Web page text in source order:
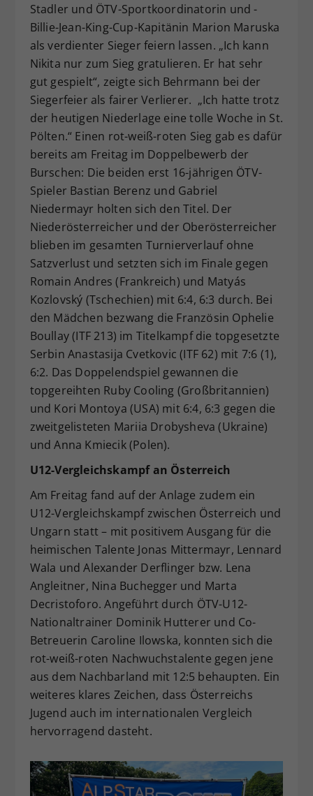
Stadler und ÖTV-Sportkoordinatorin und -
Billie-Jean-King-Cup-Kapitänin Marion Maruska
als verdienter Sieger feiern lassen. „Ich kann
Nikita nur zum Sieg gratulieren. Er hat sehr
gut gespielt“, zeigte sich Behrmann bei der
Siegerfeier als fairer Verlierer. „Ich hatte trotz
der heutigen Niederlage eine tolle Woche in St.
Pölten.“ Einen rot-weiß-roten Sieg gab es dafür
bereits am Freitag im Doppelbewerb der
Burschen: Die beiden erst 16-jährigen ÖTV-
Spieler Bastian Berenz und Gabriel
Niedermayr holten sich den Titel. Der
Niederösterreicher und der Oberösterreicher
blieben im gesamten Turnierverlauf ohne
Satzverlust und setzten sich im Finale gegen
Romain Andres (Frankreich) und Matyás
Kozlovský (Tschechien) mit 6:4, 6:3 durch. Bei
den Mädchen bezwang die Französin Ophelie
Boullay (ITF 213) im Titelkampf die topgesetzte
Serbin Anastasija Cvetkovic (ITF 62) mit 7:6 (1),
6:2. Das Doppelendspiel gewannen die
topgereihten Ruby Cooling (Großbritannien)
und Kori Montoya (USA) mit 6:4, 6:3 gegen die
zweitgelisteten Mariia Drobysheva (Ukraine)
und Anna Kmiecik (Polen).
U12-Vergleichskampf an Österreich
Am Freitag fand auf der Anlage zudem ein
U12-Vergleichskampf zwischen Österreich und
Ungarn statt – mit positivem Ausgang für die
heimischen Talente Jonas Mittermayr, Lennard
Wala und Alexander Derflinger bzw. Lena
Angleitner, Nina Buchegger und Marta
Decristoforo. Angeführt durch ÖTV-U12-
Nationaltrainer Dominik Hutterer und Co-
Betreuerin Caroline Ilowska, konnten sich die
rot-weiß-roten Nachwuchstalente gegen jene
aus dem Nachbarland mit 12:5 behaupten. Ein
weiteres klares Zeichen, dass Österreichs
Jugend auch im internationalen Vergleich
hervorragend dasteht.